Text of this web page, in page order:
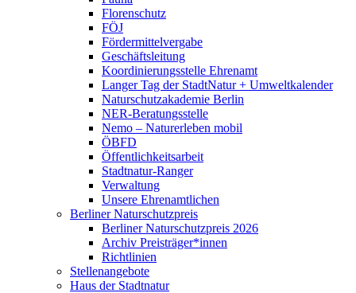
Florenschutz
FÖJ
Fördermittelvergabe
Geschäftsleitung
Koordinierungsstelle Ehrenamt
Langer Tag der StadtNatur + Umweltkalender
Naturschutzakademie Berlin
NER-Beratungsstelle
Nemo – Naturerleben mobil
ÖBFD
Öffentlichkeitsarbeit
Stadtnatur-Ranger
Verwaltung
Unsere Ehrenamtlichen
Berliner Naturschutzpreis
Berliner Naturschutzpreis 2026
Archiv Preisträger*innen
Richtlinien
Stellenangebote
Haus der Stadtnatur